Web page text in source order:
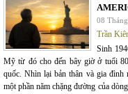
08
Trần
Sinh
Mỹ từ đó cho đến bây giờ ở tuổi
quốc. Nhìn lại bản thân và gia đình
một phần năm chặng đường của